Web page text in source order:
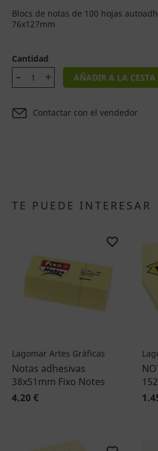
Blocs de notas de 100 hojas
76x127mm
Cantidad
AÑADIR A LA CESTA
Contactar con el vendedor
TE PUEDE INTERESAR
Lagomar Artes Gráficas
Notas adhesivas
38x51mm Fixo Notes
4.20 €